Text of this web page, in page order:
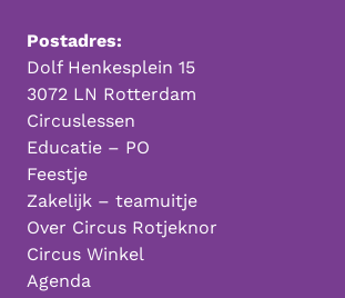
Postadres:
Dolf Henkesplein 15
3072 LN Rotterdam
Circuslessen
Educatie – PO
Feestje
Zakelijk – teamuitje
Over Circus Rotjeknor
Circus Winkel
Agenda